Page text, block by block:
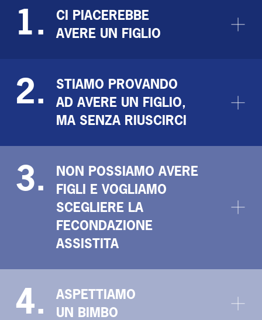
1.
CI PIACEREBBE
AVERE UN FIGLIO
2.
STIAMO PROVANDO
AD AVERE UN FIGLIO,
MA SENZA RIUSCIRCI
3.
NON POSSIAMO AVERE
FIGLI E VOGLIAMO
SCEGLIERE LA
FECONDAZIONE
ASSISTITA
4.
ASPETTIAMO
UN BIMBO